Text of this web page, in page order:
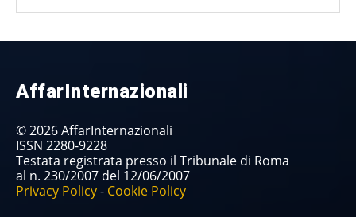
AffarInternazionali
© 2026 AffarInternazionali
ISSN 2280-9228
Testata registrata presso il Tribunale di Roma
al n. 230/2007 del 12/06/2007
Privacy Policy- Cookie Policy